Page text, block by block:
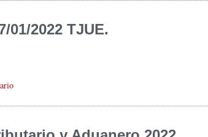
01/2022 TJUE.